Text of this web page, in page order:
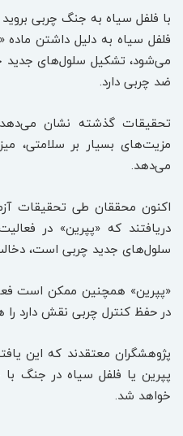
با فلفل سیاه به جنگ چربی
فلفل سیاه به دلیل داشتن
می‌شود، تشکیل سلول‌های
ضد چربی دارد.
تحقیقات گذشته نشان می‌دهد
مزیت‌های بسیار بر سلامتی،
می‌دهد.
اکنون محققان طی تحقیقات
دریافتند که «پپرین» در
سلول‌های جدید چربی است،
«پپرین» همچنین ممکن است
در حفظ کنترل چربی نقش دارد را
پژوهشگران معتقدند که این
پپرین یا فلفل سیاه در جنگ
خواهد شد.